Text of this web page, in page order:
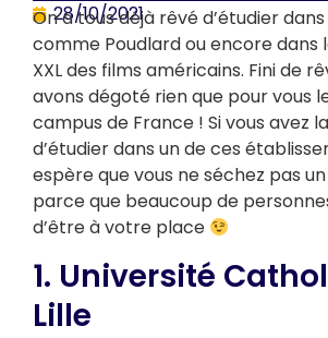
28/10/2021
On a tous déjà rêvé d’étudier
comme Poudlard ou encore dans
XXL des films américains. Fini de
avons dégoté rien que pour vous
campus de France ! Si vous avez
d’étudier dans un de ces
espère que vous ne séchez pas
parce que beaucoup de
d’être à votre place
1. Université
Lille